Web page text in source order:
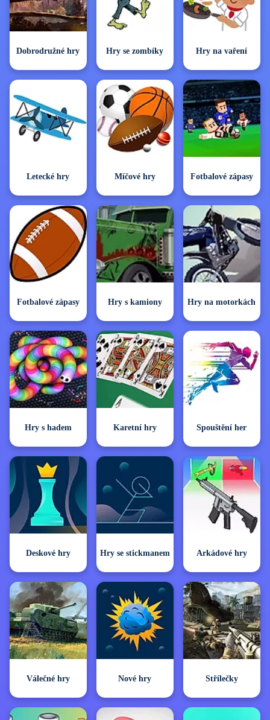
Dobrodružné hry Hry se zombíky Hry na vaření
Letecké hry Míčové hry Fotbalové zápasy
Fotbalové zápasy Hry s kamiony Hry na motorkách
Hry s hadem Karetní hry Spouštění her
Deskové hry Hry se stickmanem Arkádové hry
Válečné hry Nové hry Střílečky